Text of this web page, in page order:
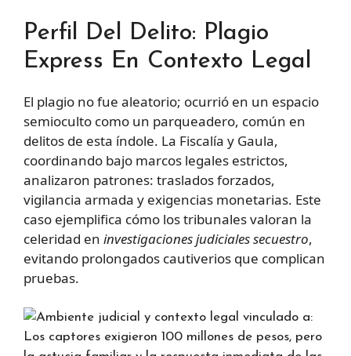
Perfil Del Delito: Plagio
Express En Contexto Legal
El plagio no fue aleatorio; ocurrió en un espacio
semioculto como un parqueadero, común en
delitos de esta índole. La Fiscalía y Gaula,
coordinando bajo marcos legales estrictos,
analizaron patrones: traslados forzados,
vigilancia armada y exigencias monetarias. Este
caso ejemplifica cómo los tribunales valoran la
celeridad en investigaciones judiciales secuestro,
evitando prolongados cautiverios que complican
pruebas.